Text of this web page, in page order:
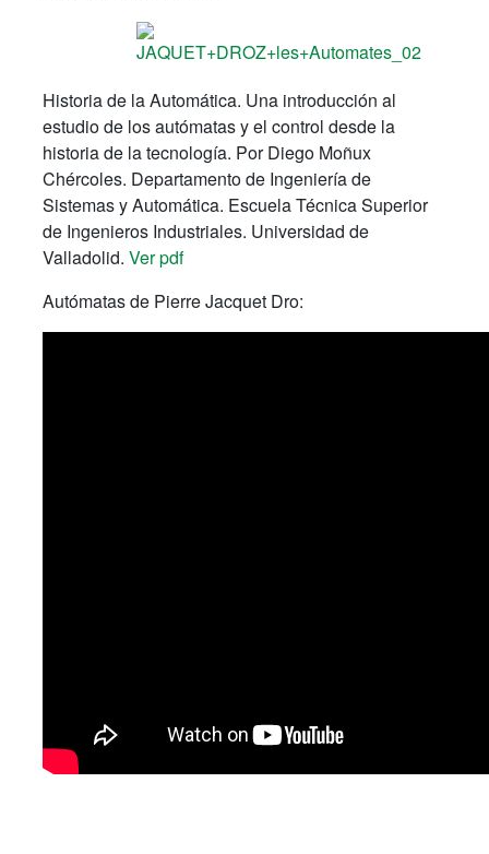
Historia de la Automática. Una introducción al
estudio de los autómatas y el control desde la
historia de la tecnología. Por Diego Moñux
Chércoles. Departamento de Ingeniería de
Sistemas y Automática. Escuela Técnica Superior
de Ingenieros Industriales. Universidad de
Valladolid. Ver pdf
Autómatas de Pierre Jacquet Dro: